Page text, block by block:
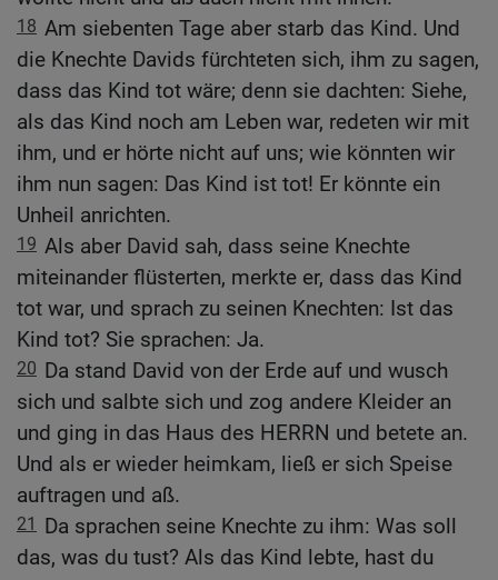
18 Am siebenten Tage aber starb das Kind. Und
die Knechte Davids fürchteten sich, ihm zu sagen,
dass das Kind tot wäre; denn sie dachten: Siehe,
als das Kind noch am Leben war, redeten wir mit
ihm, und er hörte nicht auf uns; wie könnten wir
ihm nun sagen: Das Kind ist tot! Er könnte ein
Unheil anrichten.
19 Als aber David sah, dass seine Knechte
miteinander flüsterten, merkte er, dass das Kind
tot war, und sprach zu seinen Knechten: Ist das
Kind tot? Sie sprachen: Ja.
20 Da stand David von der Erde auf und wusch
sich und salbte sich und zog andere Kleider an
und ging in das Haus des HERRN und betete an.
Und als er wieder heimkam, ließ er sich Speise
auftragen und aß.
21
Da sprachen seine Knechte zu ihm: Was soll
das, was du tust? Als das Kind lebte, hast du